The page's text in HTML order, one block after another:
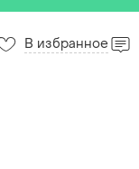
В избранное